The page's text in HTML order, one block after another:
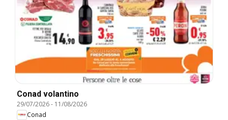
Conad volantino
29/07/2026- 11/08/2026
Conad